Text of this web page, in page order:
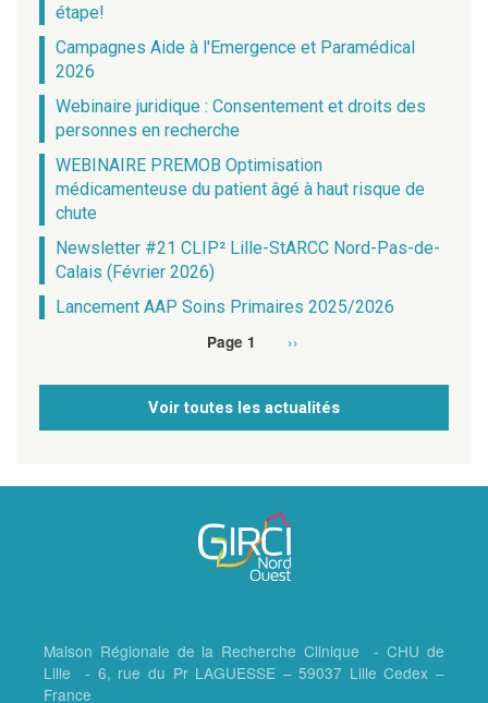
étape!
Campagnes Aide à l'Emergence et Paramédical
2026
Webinaire juridique : Consentement et droits des
personnes en recherche
WEBINAIRE PREMOB Optimisation
médicamenteuse du patient âgé à haut risque de
chute
Newsletter #21 CLIP² Lille-StARCC Nord-Pas-de-
Calais (Février 2026)
Lancement AAP Soins Primaires 2025/2026
Page 1
Page
››
Voir toutes les actualités
Maison Régionale de la Recherche Clinique - CHU de
Lille - 6, rue du Pr LAGUESSE – 59037 Lille Cedex –
France